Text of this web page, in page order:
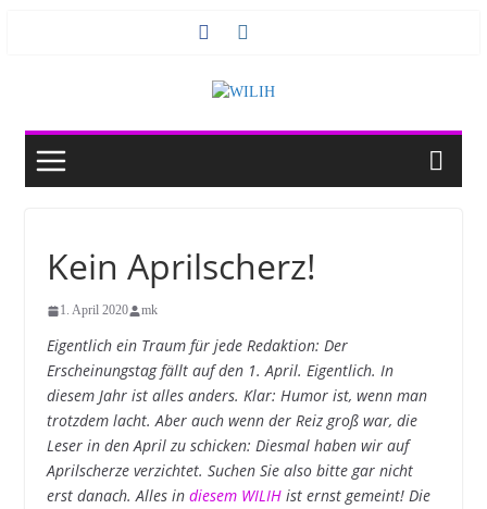
Kein Aprilscherz!
1. April 2020 mk
Eigentlich ein Traum für jede Redaktion: Der
Erscheinungstag fällt auf den 1. April. Eigentlich. In
diesem Jahr ist alles anders. Klar: Humor ist, wenn man
trotzdem lacht. Aber auch wenn der Reiz groß war, die
Leser in den April zu schicken: Diesmal haben wir auf
Aprilscherze verzichtet. Suchen Sie also bitte gar nicht
erst danach. Alles in diesem WILIHist ernst gemeint! Die